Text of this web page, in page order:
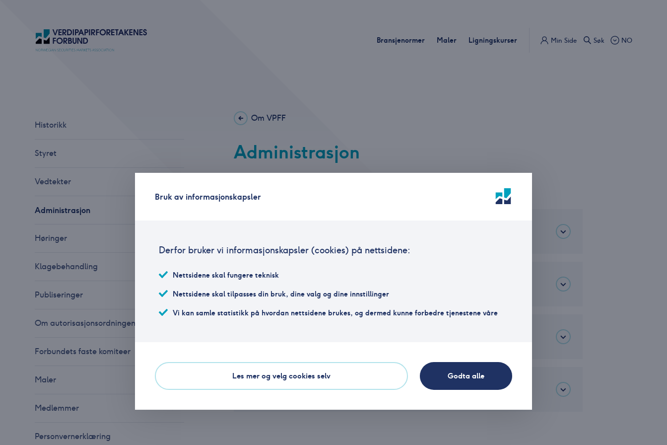
Bransjenormer Maler Ligningskurser Min Side Søk NO
Om VPFF
Administrasjon
Angela Nygaard
Juridisk direktør
Knut Erik Robertsen
Historikk
Styret
Vedtekter
Administrasjon
Høringer
Klagebehandling
Publiseringer
Om autorisasjonsordningen
Forbundets faste komiteer
Maler
Medlemmer
Personvernerklæring
Bruk av informasjonskapsler
Derfor bruker vi informasjonskapsler (cookies) på nettsidene:
Nettsidene skal fungere teknisk
Nettsidene skal tilpasses din bruk, dine valg og dine innstillinger
Vi kan samle statistikk på hvordan nettsidene brukes, og dermed kunne forbedre tjenestene våre
Les mer og velg cookies selv Godta alle